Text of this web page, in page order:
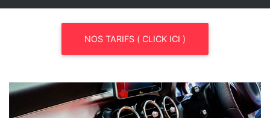
NOS TARIFS ( CLICK ICI )